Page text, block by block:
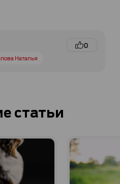
0
Наталья
статьи